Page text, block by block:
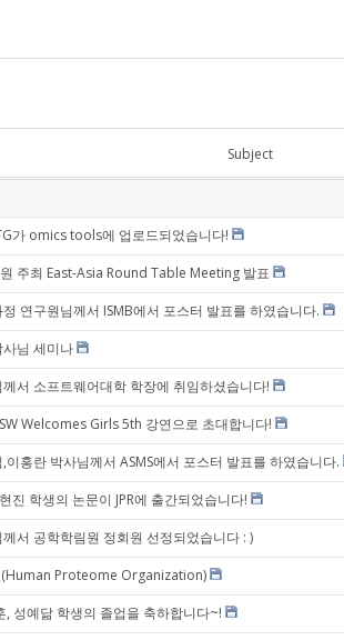
Subject
가 omics tools에 업로드되었습니다!
주최 East-Asia Round Table Meeting 발표
연구원님께서 ISMB에서 포스터 발표를 하였습니다.
님 세미나
서 소프트웨어대학 학장에 취임하셨습니다!
Welcomes Girls 5th 강연으로 초대합니다!
이홍란 박사님께서 ASMS에서 포스터 발표를 하였습니다.
진 학생의 논문이 JPR에 출간되었습니다!
서 공학학림원 정회원 선정되었습니다 : )
(Human Proteome Organization)
, 성예닮 학생의 졸업을 축하합니다~!